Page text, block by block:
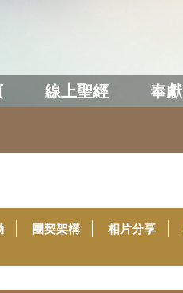
線上聖經 奉獻
團契架構 相片分享